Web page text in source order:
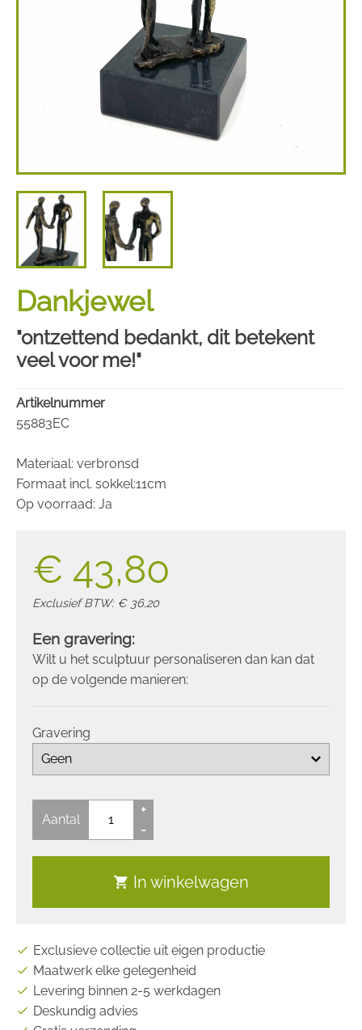
Dankjewel
"ontzettend bedankt, dit betekent
veel voor me!"
Artikelnummer
55883EC
Materiaal: verbronsd
Formaat incl. sokkel:11cm
Op voorraad: Ja
€ 43,80
Exclusief BTW: € 36,20
Een gravering:
Wilt u het sculptuur personaliseren dan kan dat
op de volgende manieren:
Gravering
Aantal
+
-
shopping_cart In winkelwagen
check Exclusieve collectie uit eigen productie
check Maatwerk elke gelegenheid
check Levering binnen 2-5 werkdagen
check Deskundig advies